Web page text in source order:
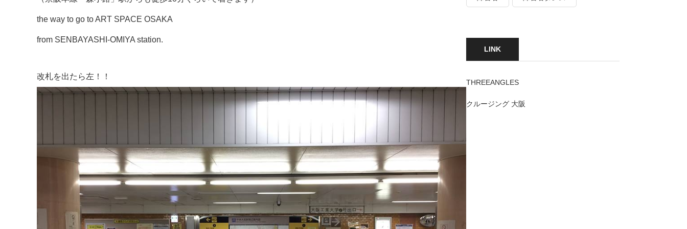
the way to go to ART SPACE OSAKA
from SENBAYASHI-OMIYA station.
改札を出たら左！！
LINK
THREEANGLES
クルージング 大阪